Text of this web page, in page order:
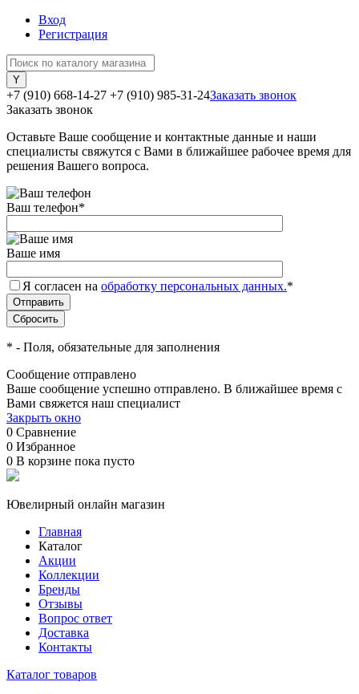
Вход
Регистрация
+7 (910) 668-14-27 +7 (910) 985-31-24Заказать звонок
Заказать звонок
Оставьте Ваше сообщение и контактные данные и наши
специалисты свяжутся с Вами в ближайшее рабочее время для
решения Вашего вопроса.
Ваш телефон*
Ваше имя
Я согласен на обработку персональных данных.*
* - Поля, обязательные для заполнения
Сообщение отправлено
Ваше сообщение успешно отправлено. В ближайшее время с
Вами свяжется наш специалист
Закрыть окно
0 Сравнение
0 Избранное
0 В корзине пока пусто
Ювелирный онлайн магазин
Главная
Каталог
Акции
Коллекции
Бренды
Отзывы
Вопрос ответ
Доставка
Контакты
Каталог товаров